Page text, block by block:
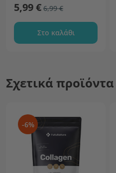
5,99 € 6,99 €
Στο καλάθι
Σχετικά προϊόντα
-6%